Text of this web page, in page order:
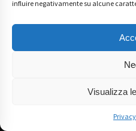
influire negativamente su alcune
Visualizza
Main Partner